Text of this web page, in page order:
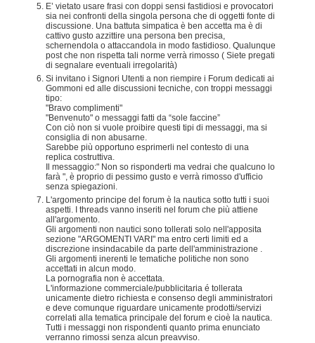
E’ vietato usare frasi con doppi sensi fastidiosi e provocatori
sia nei confronti della singola persona che di oggetti fonte di
discussione. Una battuta simpatica è ben accetta ma è di
cattivo gusto azzittire una persona ben precisa,
schernendola o attaccandola in modo fastidioso. Qualunque
post che non rispetta tali norme verrà rimosso ( Siete pregati
di segnalare eventuali irregolarità)
Si invitano i Signori Utenti a non riempire i Forum dedicati ai
Gommoni ed alle discussioni tecniche, con troppi messaggi
tipo:
"Bravo complimenti"
"Benvenuto" o messaggi fatti da “sole faccine”
Con ciò non si vuole proibire questi tipi di messaggi, ma si
consiglia di non abusarne.
Sarebbe più opportuno esprimerli nel contesto di una
replica costruttiva.
Il messaggio:" Non so risponderti ma vedrai che qualcuno lo
farà ", è proprio di pessimo gusto e verrà rimosso d'ufficio
senza spiegazioni.
L'argomento principe del forum è la nautica sotto tutti i suoi
aspetti. I threads vanno inseriti nel forum che più attiene
all'argomento.
Gli argomenti non nautici sono tollerati solo nell'apposita
sezione "ARGOMENTI VARI" ma entro certi limiti ed a
discrezione insindacabile da parte dell'amministrazione .
Gli argomenti inerenti le tematiche politiche non sono
accettati in alcun modo.
La pornografia non è accettata.
L'informazione commerciale/pubblicitaria é tollerata
unicamente dietro richiesta e consenso degli amministratori
e deve comunque riguardare unicamente prodotti/servizi
correlati alla tematica principale del forum e cioè la nautica.
Tutti i messaggi non rispondenti quanto prima enunciato
verranno rimossi senza alcun preavviso.